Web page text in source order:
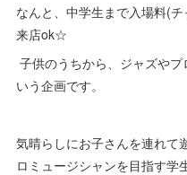
なんと、中学生まで入場料(
来店ok☆
子供のうちから、ジャズや
いう企画です。
気晴らしにお子さんを連れて
ロミュージシャンを目指す